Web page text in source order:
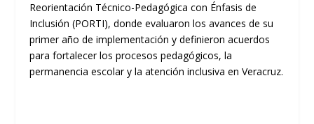
Reorientación Técnico-Pedagógica con Énfasis de
Inclusión (PORTI), donde evaluaron los avances de su
primer año de implementación y definieron acuerdos
para fortalecer los procesos pedagógicos, la
permanencia escolar y la atención inclusiva en Veracruz.